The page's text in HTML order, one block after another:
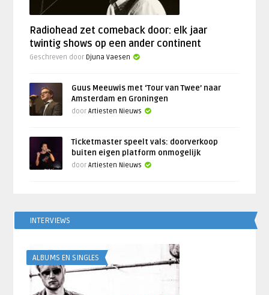
Radiohead zet comeback door: elk jaar
twintig shows op een ander continent
Geschreven door Djuna Vaesen
Guus Meeuwis met ‘Tour van Twee’ naar
Amsterdam en Groningen
doorArtiesten Nieuws
Ticketmaster speelt vals: doorverkoop
buiten eigen platform onmogelijk
doorArtiesten Nieuws
INTERVIEWS
ALBUMS EN SINGLES